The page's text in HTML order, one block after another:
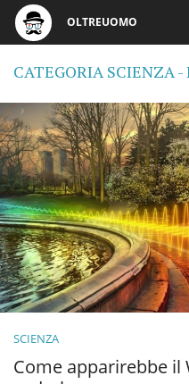
OLTREUOMO
CATEGORIA SCIENZA -
SCIENZA
Come apparirebbe il